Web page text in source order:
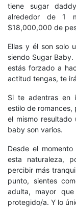
tiene sugar
alrededor de 1
$18,000,000 de
Ellas y él son solo
siendo Sugar
estás forzado a
actitud tengas, te
Si te adentras en
estilo de romances,
el mismo
baby son varios.
Desde el
esta naturaleza,
percibir más
punto, sientes
adulta, mayor
protegido/a. Y lo